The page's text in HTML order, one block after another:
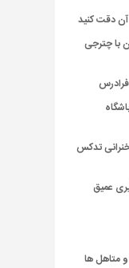
آن دقت کنید
با چترجی
تدکس
عمیق
متاهل ها